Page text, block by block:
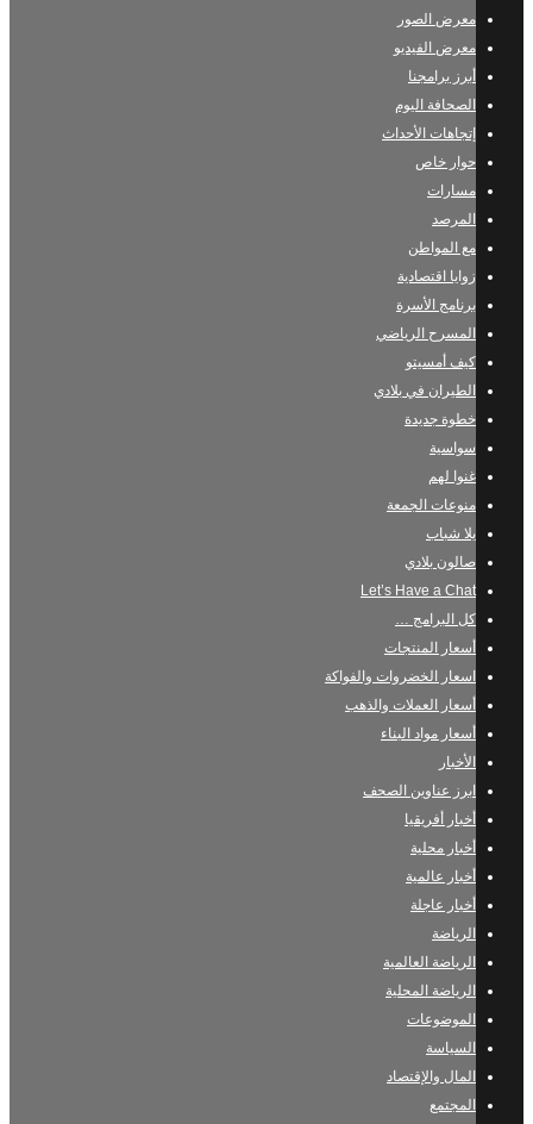
معرض الصور
معرض الفيديو
أبرز برامجنا
الصحافة اليوم
إتجاهات الأحداث
حوار خاص
مسارات
المرصد
مع المواطن
زوايا اقتصادية
برنامج الأسرة
المسرح الرياضي
كيف أمسيتو
الطيران في بلادي
خطوة جديدة
سواسية
غنوا لهم
منوعات الجمعة
يلا شباب
صالون بلادي
Let’s Have a Chat
كل البرامج …
أسعار المنتجات
اسعار الخضروات والفواكة
أسعار العملات والذهب
أسعار مواد البناء
الأخبار
ابرز عناوين الصحف
أخبار أفريقيا
أخبار محلية
أخبار عالمية
أخبار عاجلة
الرياضة
الرياضة العالمية
الرياضة المحلية
الموضوعات
السياسة
المال والإقتصاد
المجتمع